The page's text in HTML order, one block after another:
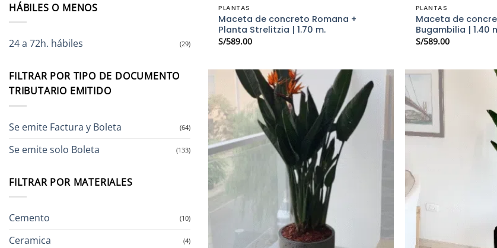
HÁBILES O MENOS
24 a 72h. hábiles (29)
FILTRAR POR TIPO DE DOCUMENTO
TRIBUTARIO EMITIDO
Se emite Factura y Boleta (64)
Se emite solo Boleta (133)
FILTRAR POR MATERIALES
Cemento (10)
Ceramica (4)
PLANTAS
Maceta de concreto Romana +
Planta Strelitzia | 1.70 m.
S/589.00
PLANTAS
Maceta de
Bugambilia | 1.40
S/589.00